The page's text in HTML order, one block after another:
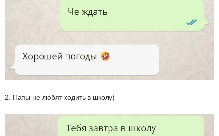
2. Папы не любят ходить в школу)